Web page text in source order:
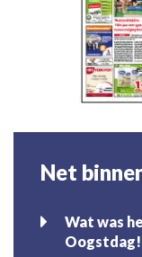
Net
Wat was
Oogstdag!